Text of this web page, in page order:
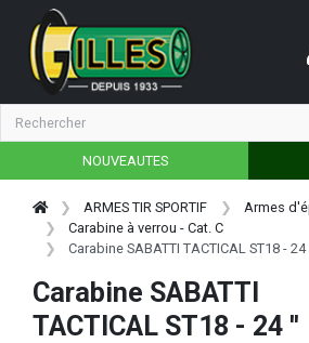
NOUVEAUTES
ARMES TIR SPORTIF
Armes
Carabine à verrou - Cat. C
Carabine SABATTI TACTICAL ST18 - 24
Carabine SABATTI
TACTICAL ST18 - 24 ''